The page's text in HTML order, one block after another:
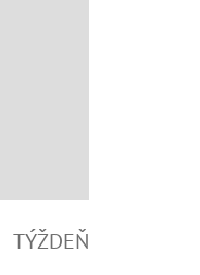
TÝŽDEŇ